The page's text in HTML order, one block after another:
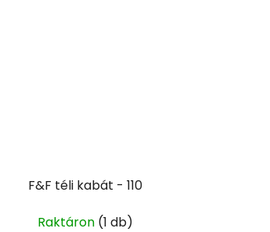
F&F téli kabát - 110
Raktáron (1 db)